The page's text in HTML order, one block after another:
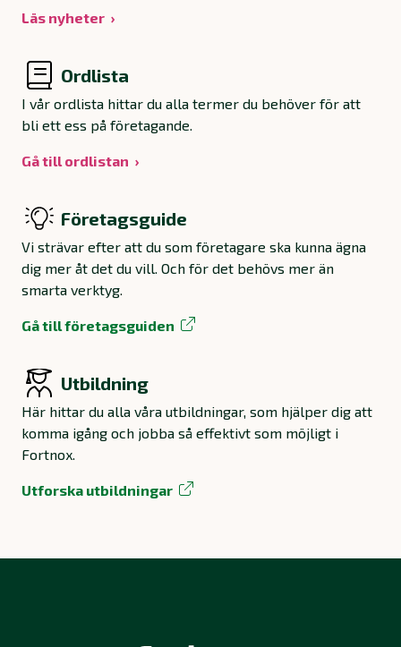
Läs nyheter
Ordlista
I vår ordlista hittar du alla termer du behöver för att
bli ett ess på företagande.
Gå till ordlistan
Företagsguide
Vi strävar efter att du som företagare ska kunna ägna
dig mer åt det du vill. Och för det behövs mer än
smarta verktyg.
Gå till företagsguiden
Utbildning
Här hittar du alla våra utbildningar, som hjälper dig att
komma igång och jobba så effektivt som möjligt i
Fortnox.
Utforska utbildningar